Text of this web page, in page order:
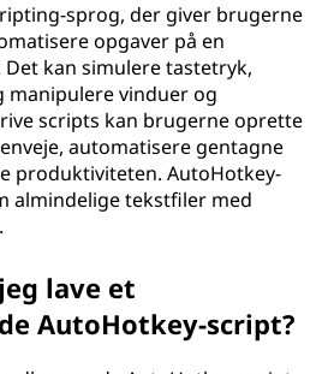
sprog, der giver brugerne
opgaver på en
kan simulere tastetryk,
manipulere vinduer og
scripts kan brugerne oprette
automatisere gentagne
produktiviteten. AutoHotkey-
almindelige tekstfiler med
lave et
AutoHotkey-script?